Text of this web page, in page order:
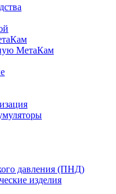
МетаКам
давления (ПНД)
изделия